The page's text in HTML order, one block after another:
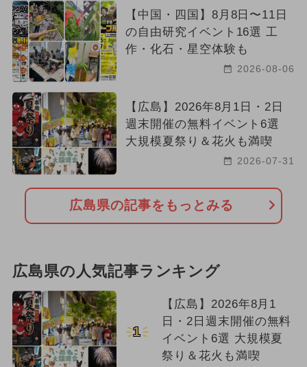
【中国・四国】8月8日〜11日
の自由研究イベント16選 工
作・化石・星空体験も
2026-08-06
【広島】2026年8月1日・2日
週末開催の無料イベント6選
大規模夏祭り＆花火も満喫
2026-07-31
広島県の記事をもっとみる
広島県の人気記事ランキング
1
【広島】2026年8月1
日・2日週末開催の無料
イベント6選 大規模夏
祭り＆花火も満喫